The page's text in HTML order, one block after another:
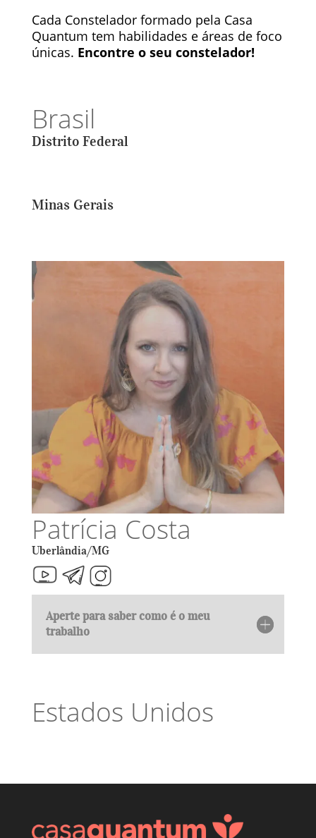
Cada Constelador formado pela Casa
Quantum tem habilidades e áreas de foco
únicas. Encontre o seu constelador!
Brasil
Distrito Federal
Minas Gerais
Patrícia Costa
Uberlândia/MG
Aperte para saber como é o meu
trabalho
Estados Unidos